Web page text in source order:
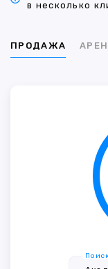
в несколько
ПРОДАЖА